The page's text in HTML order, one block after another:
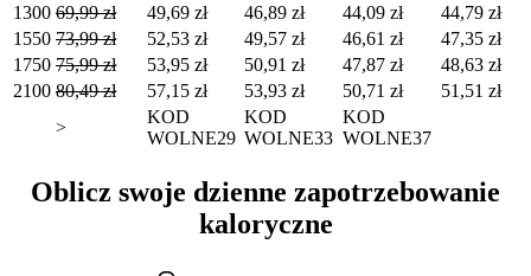
1300 69,99 zł 49,69 zł 46,89 zł 44,09 zł
44,79 zł
1550 73,99 zł 52,53 zł 49,57 zł 46,61 zł
47,35 zł
1750 75,99 zł 53,95 zł 50,91 zł 47,87 zł
48,63 zł
2100 80,49 zł 57,15 zł 53,93 zł 50,71 zł
51,51 zł
>
KOD
WOLNE29
KOD
WOLNE33
KOD
WOLNE37
Oblicz swoje dzienne zapotrzebowanie
kaloryczne